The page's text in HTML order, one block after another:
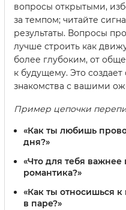
вопросы открытыми,
за темпом; читайте
результаты. Вопросы
лучше строить как
более глубоким, от
к будущему. Это
знакомства с вашими
Пример цепочки
«Как ты любишь
дня?»
«Что для тебя
романтика?»
«Как ты относишься
в паре?»